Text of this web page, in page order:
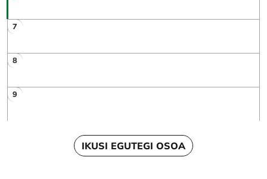
7
8
9
IKUSI EGUTEGI OSOA